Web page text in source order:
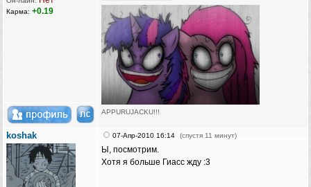
Карма: +0.19
APPURUJACKU!!!
[Touhou Team]
[Kawaii Team]
[Chaotic-Neutral's Team]
koshak 07-Апр-2010 16:14 (спустя 11 минут)
Ы, посмотрим.
Хотя я больше Гиасс жду :3